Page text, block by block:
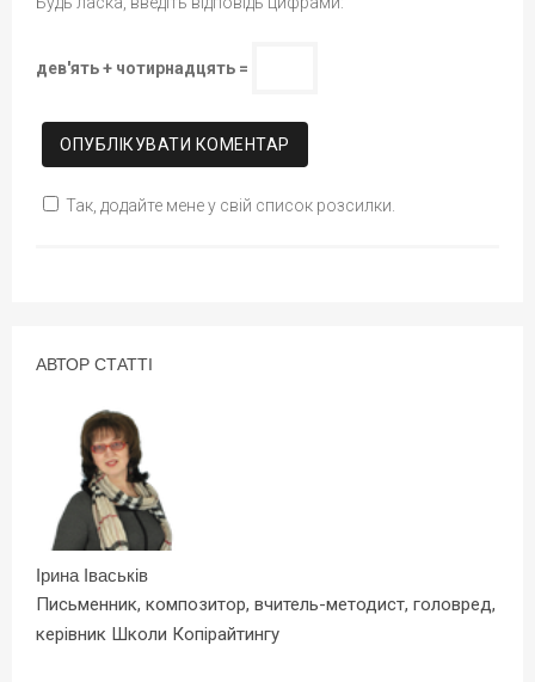
дев'ять + чотирнадцять =
Так, додайте мене у свій список розсилки.
АВТОР СТАТТІ
Ірина Іваськів
Письменник, композитор, вчитель-методист, головред,
керівник Школи Копірайтингу